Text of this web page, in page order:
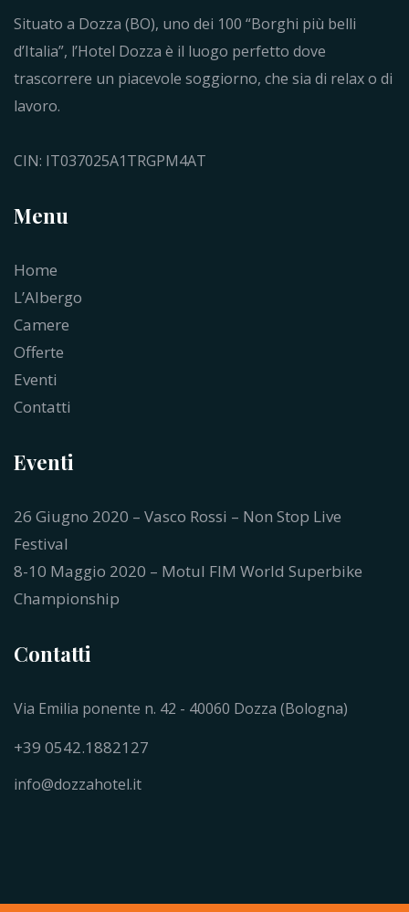
Situato a Dozza (BO), uno dei 100 “Borghi più belli
d’Italia”, l’Hotel Dozza è il luogo perfetto dove
trascorrere un piacevole soggiorno, che sia di relax o di
lavoro.
CIN: IT037025A1TRGPM4AT
Menu
Home
L’Albergo
Camere
Offerte
Eventi
Contatti
Eventi
26 Giugno 2020 – Vasco Rossi – Non Stop Live
Festival
8-10 Maggio 2020 – Motul FIM World Superbike
Championship
Contatti
Via Emilia ponente n. 42 - 40060 Dozza (Bologna)
+39 0542.1882127
info@dozzahotel.it